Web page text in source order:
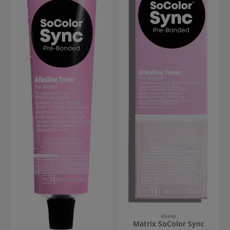
schenken. Durch den
Komplex lässt sich die
Farbmasse einfach auftragen
und mühelos durchziehen.
Zitronensäure und Bond-
Protective-Glycin schützen
und stärken Haarbrücken und
Haarfasern sofort während
der Anwendung um
Haarschäden vorzubeugen.
Matrix Super Sync Pre-
Bonded Neutrale Nuancen
Anwendung Super Sync wird
als klassische Tönung im
trockenen oder
handtuchtrockenen Haar
aufgetragen. Die Einwirkzeit
beträgt bis zu 20 Minuten.
Das Mischungsverhältnis ist
immer 1:1. mit Matrix Creme
Entwickler 3%. *vs.
ungewaschenes, nicht
coloriertes Haar **3
Haarwäschen pro Woche
48440
Matrix SoColor Sync